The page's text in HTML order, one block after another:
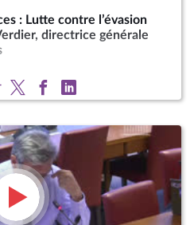
: Lutte contre l’évasion
directrice générale